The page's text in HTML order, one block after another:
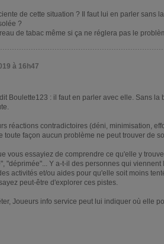
de cette situation ? Il faut lui en parler sans
?
de tabac même si ça ne réglera pas le
à 16h47
Boulette123 : il faut en parler avec elle. Sans la
réactions contradictoires (déni, minimisation,
toute façon aucun problème ne peut trouver de
vous essayiez de comprendre ce qu'elle y
"déprimée"... Y a-t-il des personnes qui
activités et/ou aides pour qu'elle soit moins
peut-être d'explorer ces pistes.
Joueurs info service peut lui indiquer où elle